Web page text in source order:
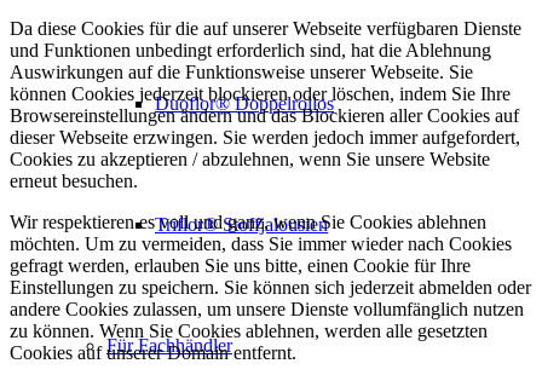
Duoflor® Doppelrollos
Triflor® Stoffjalousien
Für Fachhändler
Da diese Cookies für die auf unserer Webseite verfügbaren Dienste
und Funktionen unbedingt erforderlich sind, hat die Ablehnung
Auswirkungen auf die Funktionsweise unserer Webseite. Sie
können Cookies jederzeit blockieren oder löschen, indem Sie Ihre
Browsereinstellungen ändern und das Blockieren aller Cookies auf
dieser Webseite erzwingen. Sie werden jedoch immer aufgefordert,
Cookies zu akzeptieren / abzulehnen, wenn Sie unsere Website
erneut besuchen.
Wir respektieren es voll und ganz, wenn Sie Cookies ablehnen
möchten. Um zu vermeiden, dass Sie immer wieder nach Cookies
gefragt werden, erlauben Sie uns bitte, einen Cookie für Ihre
Einstellungen zu speichern. Sie können sich jederzeit abmelden oder
andere Cookies zulassen, um unsere Dienste vollumfänglich nutzen
zu können. Wenn Sie Cookies ablehnen, werden alle gesetzten
Cookies auf unserer Domain entfernt.